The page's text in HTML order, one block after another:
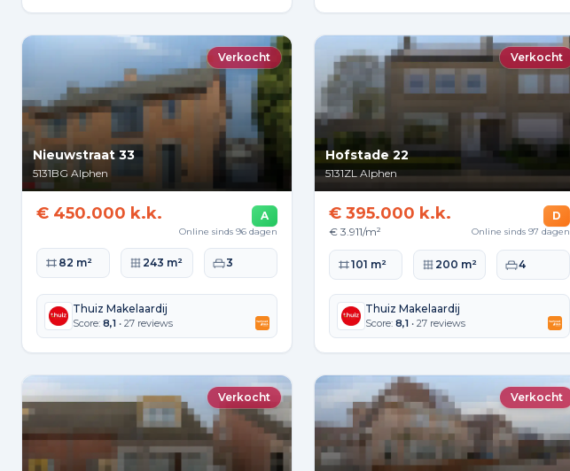
Verkocht
Nieuwstraat 33
5131BG Alphen
€ 450.000 k.k. A
Online sinds 96 dagen
Woonoppervlakte
82 m² Perceeloppervlakte
243 m² Slaapkamers
3
Thuiz Makelaardij
Score: 8,1 • 27 reviews
Verkocht
Hofstade 22
5131ZL Alphen
€ 395.000 k.k.
€ 3.911/m²
D
Online sinds 97 dagen
Woonoppervlakte
101 m² Perceeloppervlakte
200 m² Slaapkamers
4
Thuiz Makelaardij
Score: 8,1 • 27 reviews
Verkocht Verkocht